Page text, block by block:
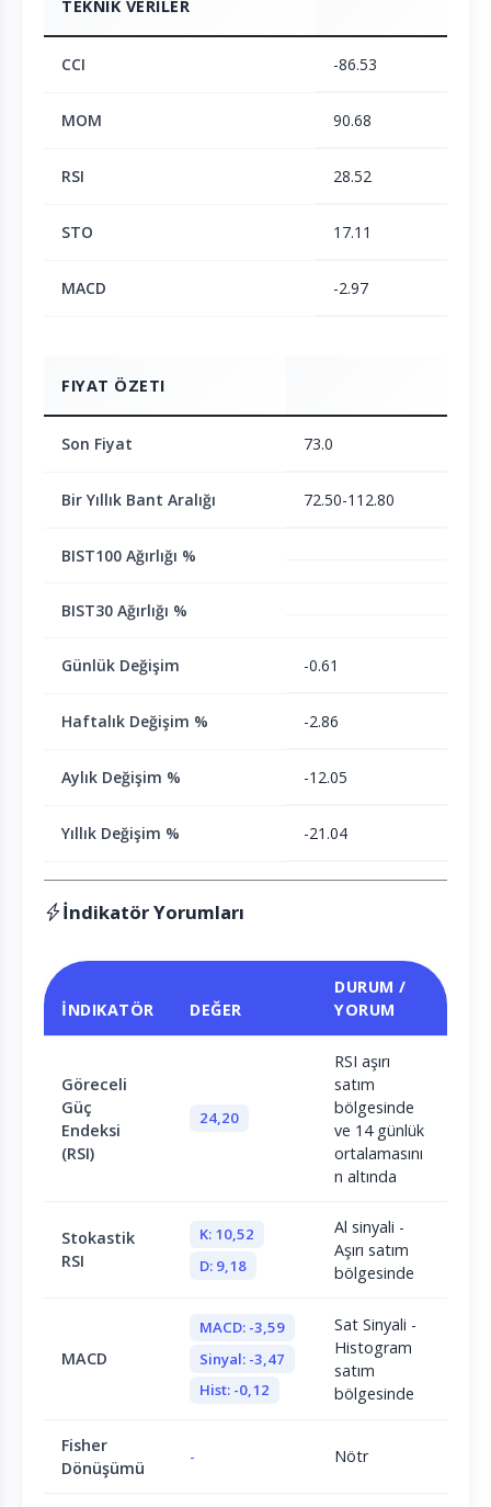
TEKNIK VERILER
CCI -86.53
MOM 90.68
RSI 28.52
STO 17.11
MACD -2.97
FIYAT ÖZETI
Son Fiyat 73.0
Bir Yıllık Bant Aralığı 72.50-112.80
BIST100 Ağırlığı %
BIST30 Ağırlığı %
Günlük Değişim -0.61
Haftalık Değişim % -2.86
Aylık Değişim % -12.05
Yıllık Değişim % -21.04
İndikatör Yorumları
İNDIKATÖR DEĞER
DURUM /
YORUM
Göreceli
Güç
Endeksi
(RSI)
24,20
RSI aşırı
satım
bölgesinde
ve 14 günlük
ortalamasını
n altında
Stokastik
RSI
K: 10,52
D: 9,18
Al sinyali -
Aşırı satım
bölgesinde
MACD
MACD: -3,59
Sinyal: -3,47
Hist: -0,12
Sat Sinyali -
Histogram
satım
bölgesinde
Fisher
Dönüşümü
- Nötr